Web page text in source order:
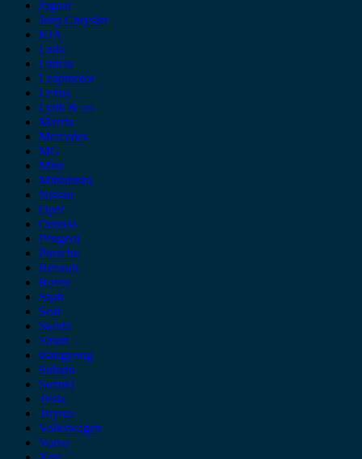
Jaguar
Jeep Chrysler
KIA
Lada
Lancia
Leapmotor
Lexus
Lynk & co
Mazda
Mercedes
MG
Mini
Mitsubishi
Nissan
Opel
Omoda
Peugeot
Porsche
Renault
Rover
Saab
Seat
Skoda
Smart
ssangyong
Subaru
Suzuki
Tesla
Toyota
Volkswagen
Volvo